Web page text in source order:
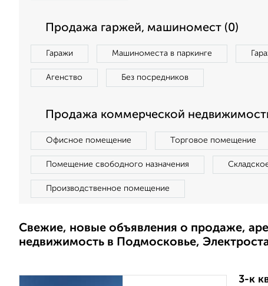
Продажа гаржей, машиномест (0)
Гаражи Машиноместа в паркинге
Агенство Без посредников
Продажа коммерческой
Офисное помещение Торговое помещение
Помещение свободного назначения
Производственное помещение
Свежие, новые объявления о продаже,
недвижимость в Подмосковье,
3-к